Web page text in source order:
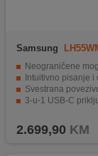
Samsung
Neograničene
Intuitivno pisanje i
Svestrana
3-u-1 USB-C
2.699,90 KM